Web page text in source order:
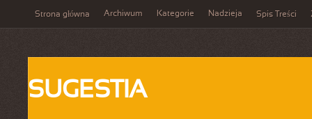
Strona główna Archiwum Kategorie Nadzieja Spis Treści
SUGESTIA